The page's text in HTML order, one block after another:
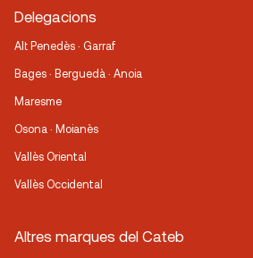
Delegacions
Alt Penedès · Garraf
Bages · Berguedà · Anoia
Maresme
Osona · Moianès
Vallès Oriental
Vallès Occidental
Altres marques del Cateb